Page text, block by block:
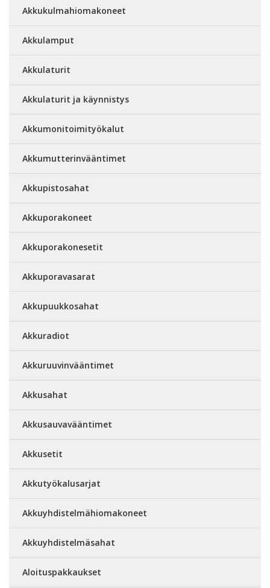
Akkukulmahiomakoneet
Akkulamput
Akkulaturit
Akkulaturit ja käynnistys
Akkumonitoimityökalut
Akkumutterinvääntimet
Akkupistosahat
Akkuporakoneet
Akkuporakonesetit
Akkuporavasarat
Akkupuukkosahat
Akkuradiot
Akkuruuvinvääntimet
Akkusahat
Akkusauvavääntimet
Akkusetit
Akkutyökalusarjat
Akkuyhdistelmähiomakoneet
Akkuyhdistelmäsahat
Aloituspakkaukset